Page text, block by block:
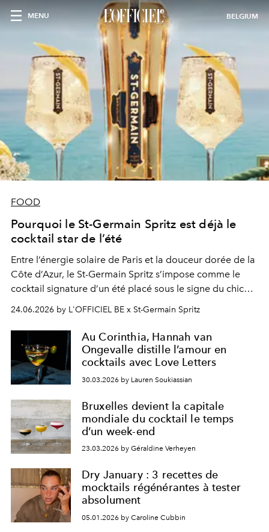
MENU BELGIUM
FOOD
Pourquoi le St-Germain Spritz est déjà le
cocktail star de l’été
Entre l’énergie solaire de Paris et la douceur dorée de la
Côte d’Azur, le St-Germain Spritz s’impose comme le
cocktail signature d’un été placé sous le signe du chic
décontracté.
24.06.2026 by L'OFFICIEL BE x St-Germain Spritz
Au Corinthia, Hannah van
Ongevalle distille l’amour en
cocktails avec Love Letters
30.03.2026 by Lauren Soukiassian
Bruxelles devient la capitale
mondiale du cocktail le temps
d’un week-end
23.03.2026 by Géraldine Verheyen
Dry January : 3 recettes de
mocktails régénérantes à tester
absolument
05.01.2026 by Caroline Cubbin